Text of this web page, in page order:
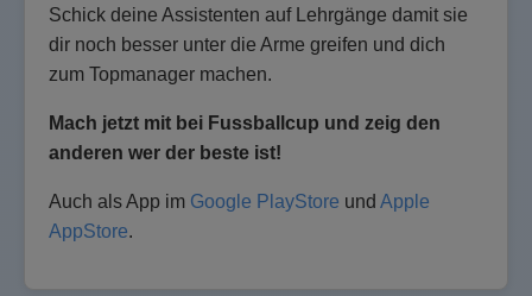
Schick deine Assistenten auf Lehrgänge damit sie
dir noch besser unter die Arme greifen und dich
zum Topmanager machen.
Mach jetzt mit bei Fussballcup und zeig den
anderen wer der beste ist!
Auch als App im Google PlayStore und Apple
AppStore.